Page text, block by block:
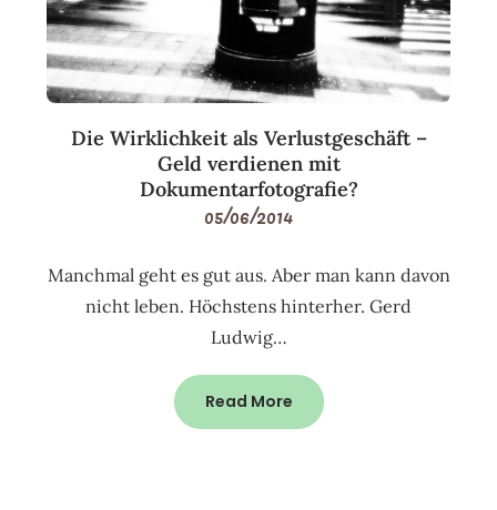
Die Wirklichkeit als Verlustgeschäft –
Geld verdienen mit
Dokumentarfotografie?
05/06/2014
Manchmal geht es gut aus. Aber man kann davon
nicht leben. Höchstens hinterher. Gerd
Ludwig…
Read More